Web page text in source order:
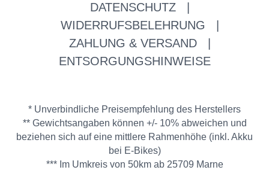
DATENSCHUTZ
WIDERRUFSBELEHRUNG
ZAHLUNG & VERSAND
ENTSORGUNGSHINWEISE
* Unverbindliche Preisempfehlung des Herstellers
** Gewichtsangaben können +/- 10% abweichen und
beziehen sich auf eine mittlere Rahmenhöhe (inkl. Akku
bei E-Bikes)
*** Im Umkreis von 50km ab 25709 Marne